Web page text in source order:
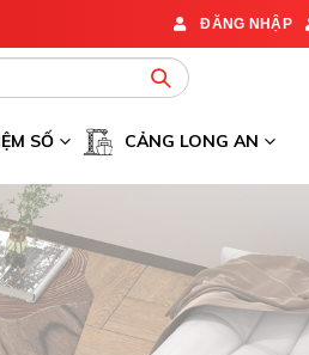
ĐĂNG NHẬP
SỐ CẢNG LONG AN